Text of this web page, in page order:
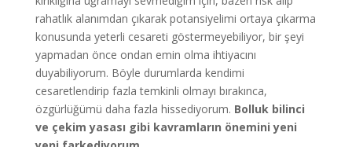
rahatlık alanımdan çıkarak potansiyelimi ortaya çıkarma
konusunda yeterli cesareti göstermeyebiliyor, bir şeyi
yapmadan önce ondan emin olma ihtiyacını
duyabiliyorum. Böyle durumlarda kendimi
cesaretlendirip fazla temkinli olmayı bırakınca,
özgürlüğümü daha fazla hissediyorum. Bolluk bilinci
ve çekim yasası gibi kavramların önemini yeni